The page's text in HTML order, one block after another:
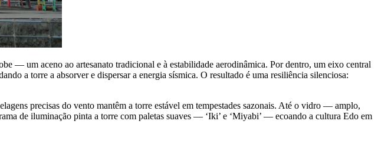
— um aceno ao artesanato tradicional e à estabilidade aerodinâmica. Por dentro, um eixo central
a torre a absorver e dispersar a energia sísmica. O resultado é uma resiliência silenciosa:
precisas do vento mantêm a torre estável em tempestades sazonais. Até o vidro — amplo,
de iluminação pinta a torre com paletas suaves — ‘Iki’ e ‘Miyabi’ — ecoando a cultura Edo em